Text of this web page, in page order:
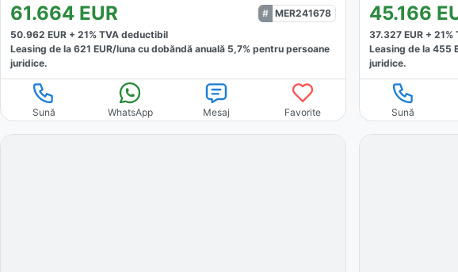
61.664 EUR
MER241678
50.962 EUR + 21% TVA deductibil
Leasing de la 621 EUR/luna cu dobăndă anuală 5,7% pentru persoane
juridice.
Sună WhatsApp Mesaj Favorite
45.166
37.327 EUR +21%
Leasing de la455
juridice.
Sună